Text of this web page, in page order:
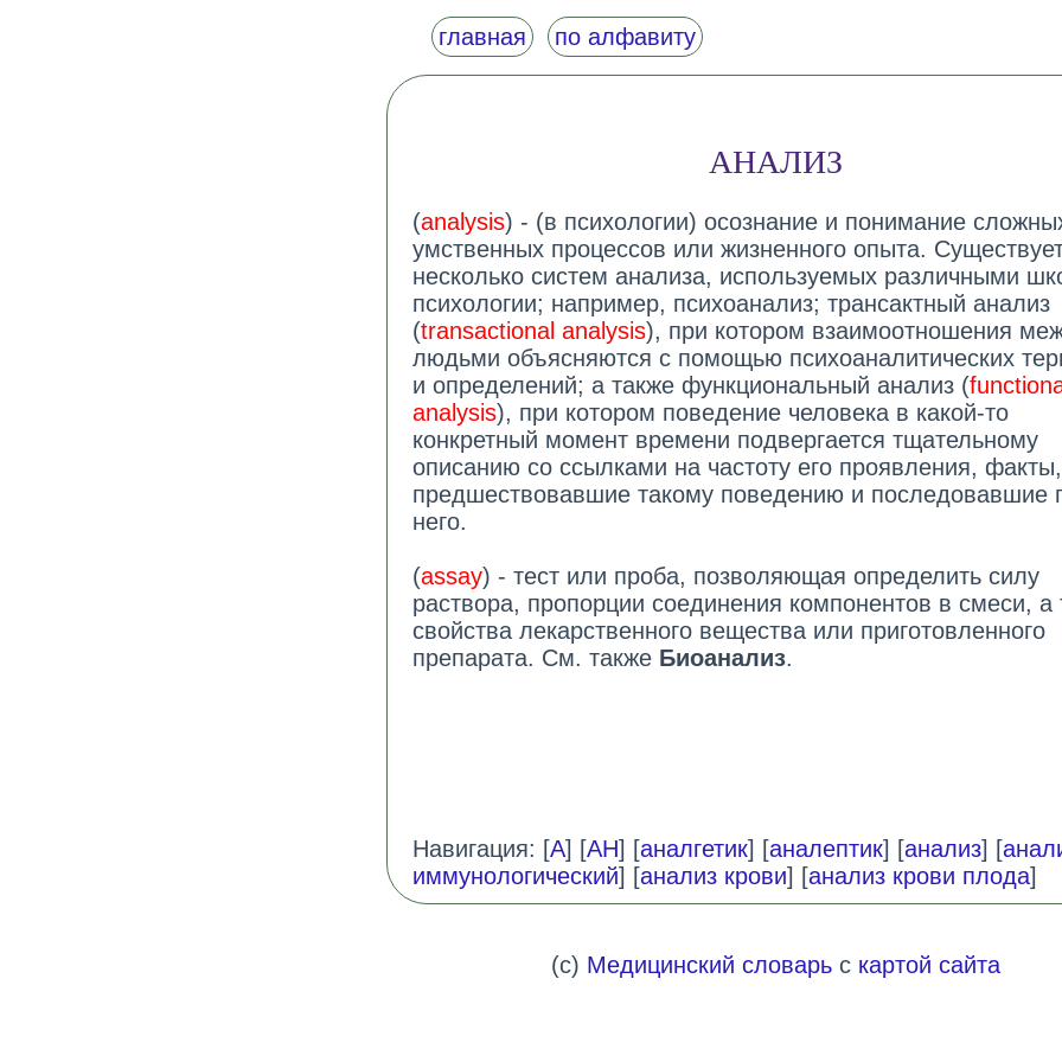
главная по алфавиту
АНАЛИЗ
(analysis) - (в психологии) осознание и понимание
умственных процессов или жизненного опыта.
несколько систем анализа, используемых различными
психологии; например, психоанализ; трансактный анализ
(transactional analysis), при котором взаимоотношения
людьми объясняются с помощью психоаналитических
и определений; а также функциональный анализ (
analysis), при котором поведение человека в какой-то
конкретный момент времени подвергается тщательному
описанию со ссылками на частоту его проявления, факты,
предшествовавшие такому поведению и последовавшие
него.
(assay) - тест или проба, позволяющая определить силу
раствора, пропорции соединения компонентов в смеси, а
свойства лекарственного вещества или приготовленного
препарата. См. также Биоанализ.
Навигация: [А] [АН] [аналгетик] [аналептик] [анализ] [
иммунологический] [анализ крови] [анализ крови плода]
(c) Медицинский словарьс картой сайта